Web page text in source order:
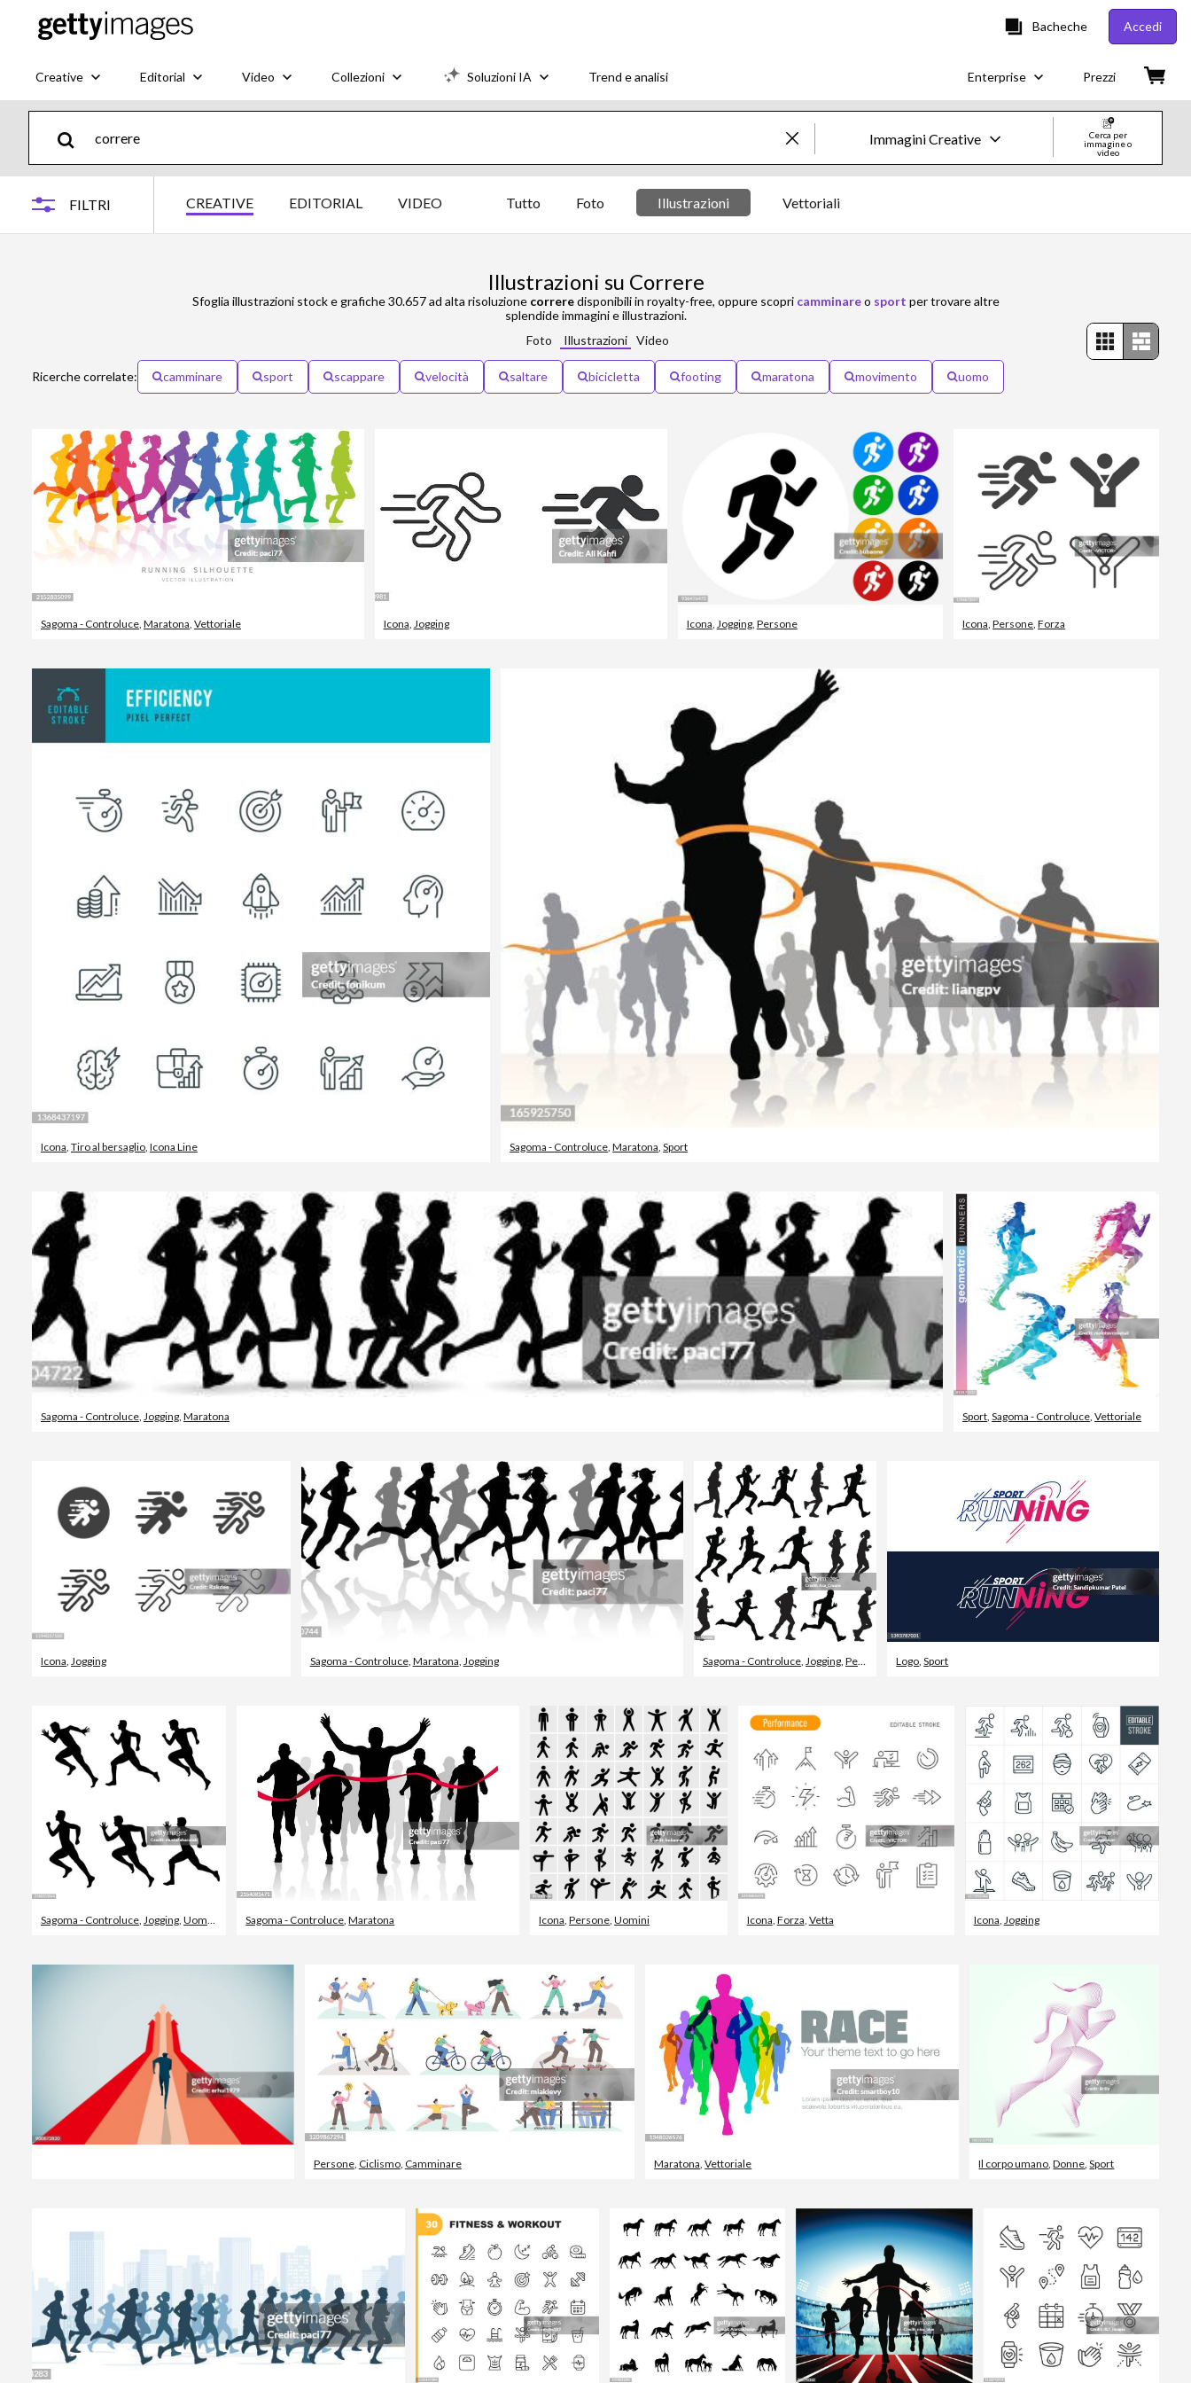
Bacheche Accedi
Creative Editorial Video Collezioni Soluzioni IA Trend e analisi Enterprise Prezzi
Immagini Creative
Editorial
Creative
Cerca per
immagine o
video
FILTRI CREATIVE EDITORIAL VIDEO Tutto Foto Illustrazioni Vettoriali
Illustrazioni su Correre
Sfoglia illustrazioni stock e grafiche 30.657 ad alta risoluzione correredisponibili in royalty-free, oppure scopri camminareo sport per trovare altre
splendide immagini e illustrazioni.
Foto
Illustrazioni Video
Ricerche correlate: camminare sport scappare velocità saltare bicicletta footing maratona movimento uomo
Sagoma - Controluce Maratona Vettoriale Icona Jogging Icona Jogging, Persone Icona ,Persone ,Forza
Icona, Tiro al bersaglio, Icona Line Sagoma - Controluce,Maratona,Sport
Sagoma - Controluce Jogging Maratona Sport ,Sagoma - Controluce ,Vettoriale
Icona, Jogging Sagoma - Controluce, Maratona, Jogging Sagoma - Controluce, Jogging, Persone Logo,Sport
Sagoma - Controluce, Jogging, Uomini Sagoma - Controluce,Maratona Icona,Persone,Uomini Icona, Forza, Vetta Icona, Jogging
Persone, Ciclismo, Camminare Maratona ,Vettoriale Il corpo umano ,Donne ,Sport